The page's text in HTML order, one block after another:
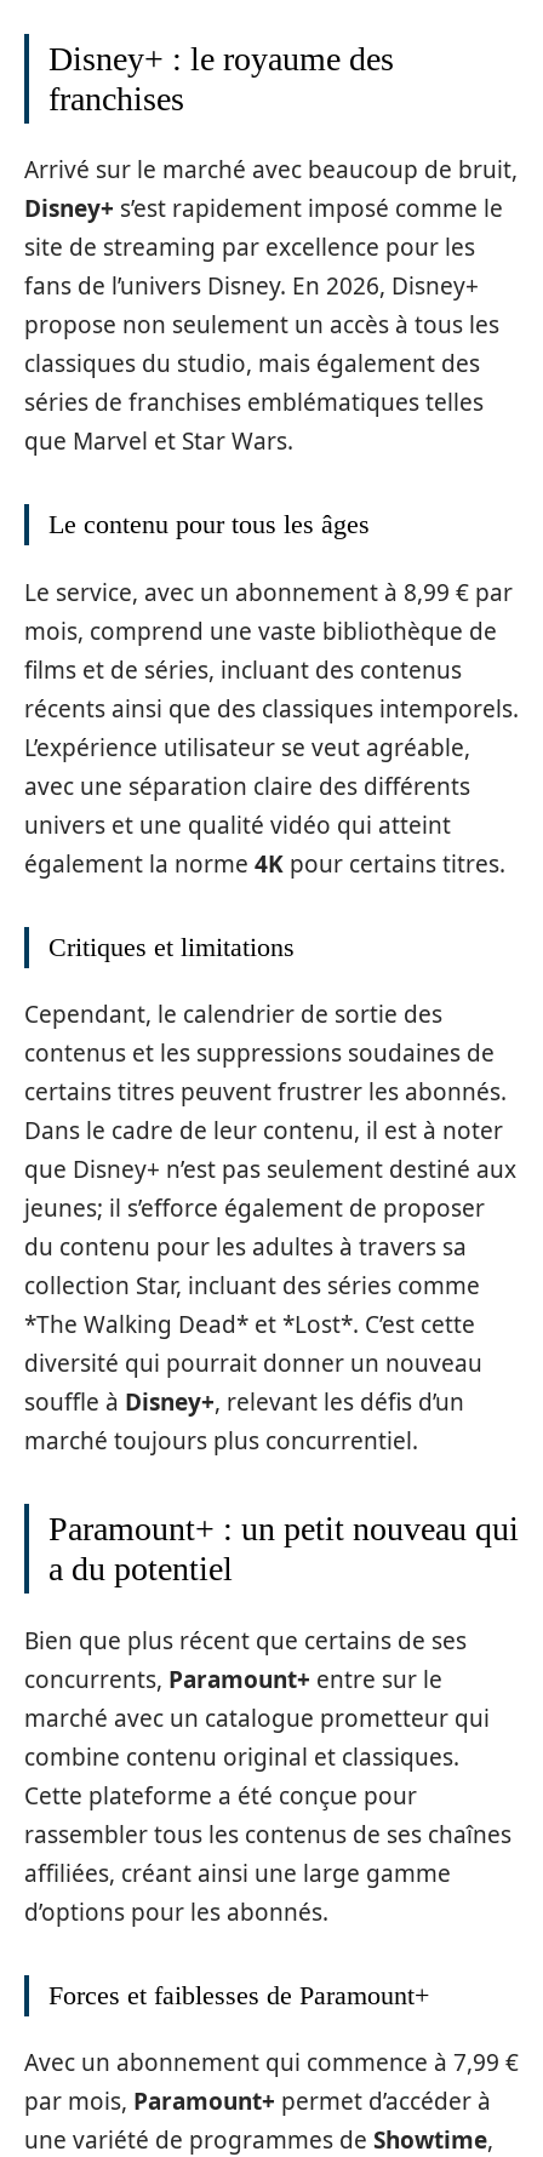
Disney+ : le royaume des
franchises
Arrivé sur le marché avec beaucoup de bruit,
Disney+ s’est rapidement imposé comme le
site de streaming par excellence pour les
fans de l’univers Disney. En 2026, Disney+
propose non seulement un accès à tous les
classiques du studio, mais également des
séries de franchises emblématiques telles
que Marvel et Star Wars.
Le contenu pour tous les âges
Le service, avec un abonnement à 8,99 € par
mois, comprend une vaste bibliothèque de
films et de séries, incluant des contenus
récents ainsi que des classiques intemporels.
L’expérience utilisateur se veut agréable,
avec une séparation claire des différents
univers et une qualité vidéo qui atteint
également la norme 4K pour certains titres.
Critiques et limitations
Cependant, le calendrier de sortie des
contenus et les suppressions soudaines de
certains titres peuvent frustrer les abonnés.
Dans le cadre de leur contenu, il est à noter
que Disney+ n’est pas seulement destiné aux
jeunes; il s’efforce également de proposer
du contenu pour les adultes à travers sa
collection Star, incluant des séries comme
*The Walking Dead* et *Lost*. C’est cette
diversité qui pourrait donner un nouveau
souffle à Disney+, relevant les défis d’un
marché toujours plus concurrentiel.
Paramount+ : un petit nouveau qui
a du potentiel
Bien que plus récent que certains de ses
concurrents, Paramount+ entre sur le
marché avec un catalogue prometteur qui
combine contenu original et classiques.
Cette plateforme a été conçue pour
rassembler tous les contenus de ses chaînes
affiliées, créant ainsi une large gamme
d’options pour les abonnés.
Forces et faiblesses de Paramount+
Avec un abonnement qui commence à 7,99 €
par mois, Paramount+ permet d’accéder à
une variété de programmes de Showtime,